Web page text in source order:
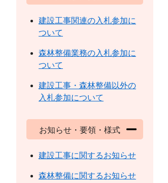
建設工事関連の入札参加に
ついて
森林整備業務の入札参加に
ついて
建設工事・森林整備以外の
入札参加について
お知らせ・要領・様式
建設工事に関するお知らせ
森林整備に関するお知らせ